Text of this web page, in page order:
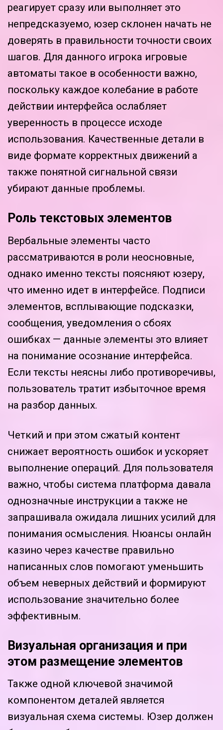
реагирует сразу или выполняет это
непредсказуемо, юзер склонен начать не
доверять в правильности точности своих
шагов. Для данного игрока игровые
автоматы такое в особенности важно,
поскольку каждое колебание в работе
действии интерфейса ослабляет
уверенность в процессе исходе
использования. Качественные детали в
виде формате корректных движений а
также понятной сигнальной связи
убирают данные проблемы.
Роль текстовых элементов
Вербальные элементы часто
рассматриваются в роли неосновные,
однако именно тексты поясняют юзеру,
что именно идет в интерфейсе. Подписи
элементов, всплывающие подсказки,
сообщения, уведомления о сбоях
ошибках — данные элементы это влияет
на понимание осознание интерфейса.
Если тексты неясны либо противоречивы,
пользователь тратит избыточное время
на разбор данных.
Четкий и при этом сжатый контент
снижает вероятность ошибок и ускоряет
выполнение операций. Для пользователя
важно, чтобы система платформа давала
однозначные инструкции а также не
запрашивала ожидала лишних усилий для
понимания осмысления. Нюансы онлайн
казино через качестве правильно
написанных слов помогают уменьшить
объем неверных действий и формируют
использование значительно более
эффективным.
Визуальная организация и при
этом размещение элементов
Также одной ключевой значимой
компонентом деталей является
визуальная схема системы. Юзер должен